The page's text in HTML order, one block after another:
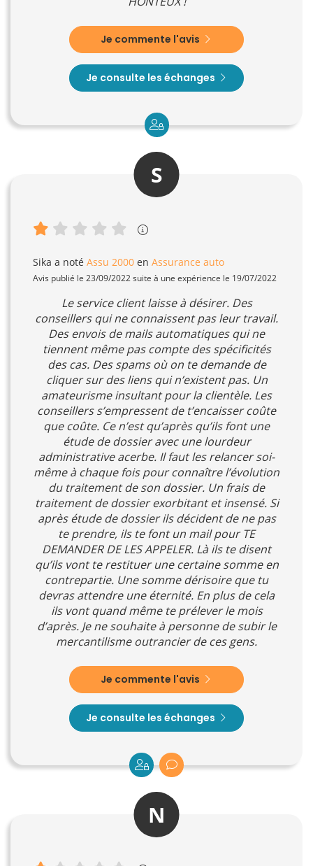
Je commente l'avis
Je consulte les échanges
S
Sika a noté Assu 2000 en Assurance auto
Avis publié le 23/09/2022 suite à une expérience le 19/07/2022
Le service client laisse à désirer. Des
conseillers qui ne connaissent pas leur travail.
Des envois de mails automatiques qui ne
tiennent même pas compte des spécificités
des cas. Des spams où on te demande de
cliquer sur des liens qui n’existent pas. Un
amateurisme insultant pour la clientèle. Les
conseillers s’empressent de t’encaisser coûte
que coûte. Ce n’est qu’après qu’ils font une
étude de dossier avec une lourdeur
administrative acerbe. Il faut les relancer soi-
même à chaque fois pour connaître l’évolution
du traitement de son dossier. Un frais de
traitement de dossier exorbitant et insensé. Si
après étude de dossier ils décident de ne pas
te prendre, ils te font un mail pour TE
DEMANDER DE LES APPELER. Là ils te disent
qu’ils vont te restituer une certaine somme en
contrepartie. Une somme dérisoire que tu
devras attendre une éternité. En plus de cela
ils vont quand même te prélever le mois
d’après. Je ne souhaite à personne de subir le
mercantilisme outrancier de ces gens.
Je commente l'avis
Je consulte les échanges
N